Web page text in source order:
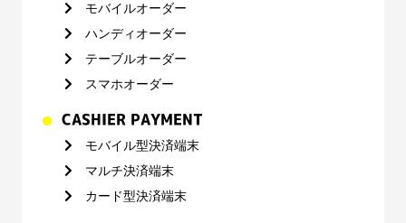
モバイルオーダー
ハンディオーダー
テーブルオーダー
スマホオーダー
CASHIER PAYMENT
モバイル型決済端末
マルチ決済端末
カード型決済端末